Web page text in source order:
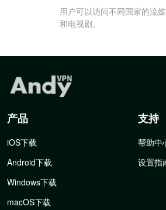
用户可以访问不同国家的流
和电视剧。
产品
iOS下载
Android下载
Windows下载
macOS下载
支持
帮助中
设置指